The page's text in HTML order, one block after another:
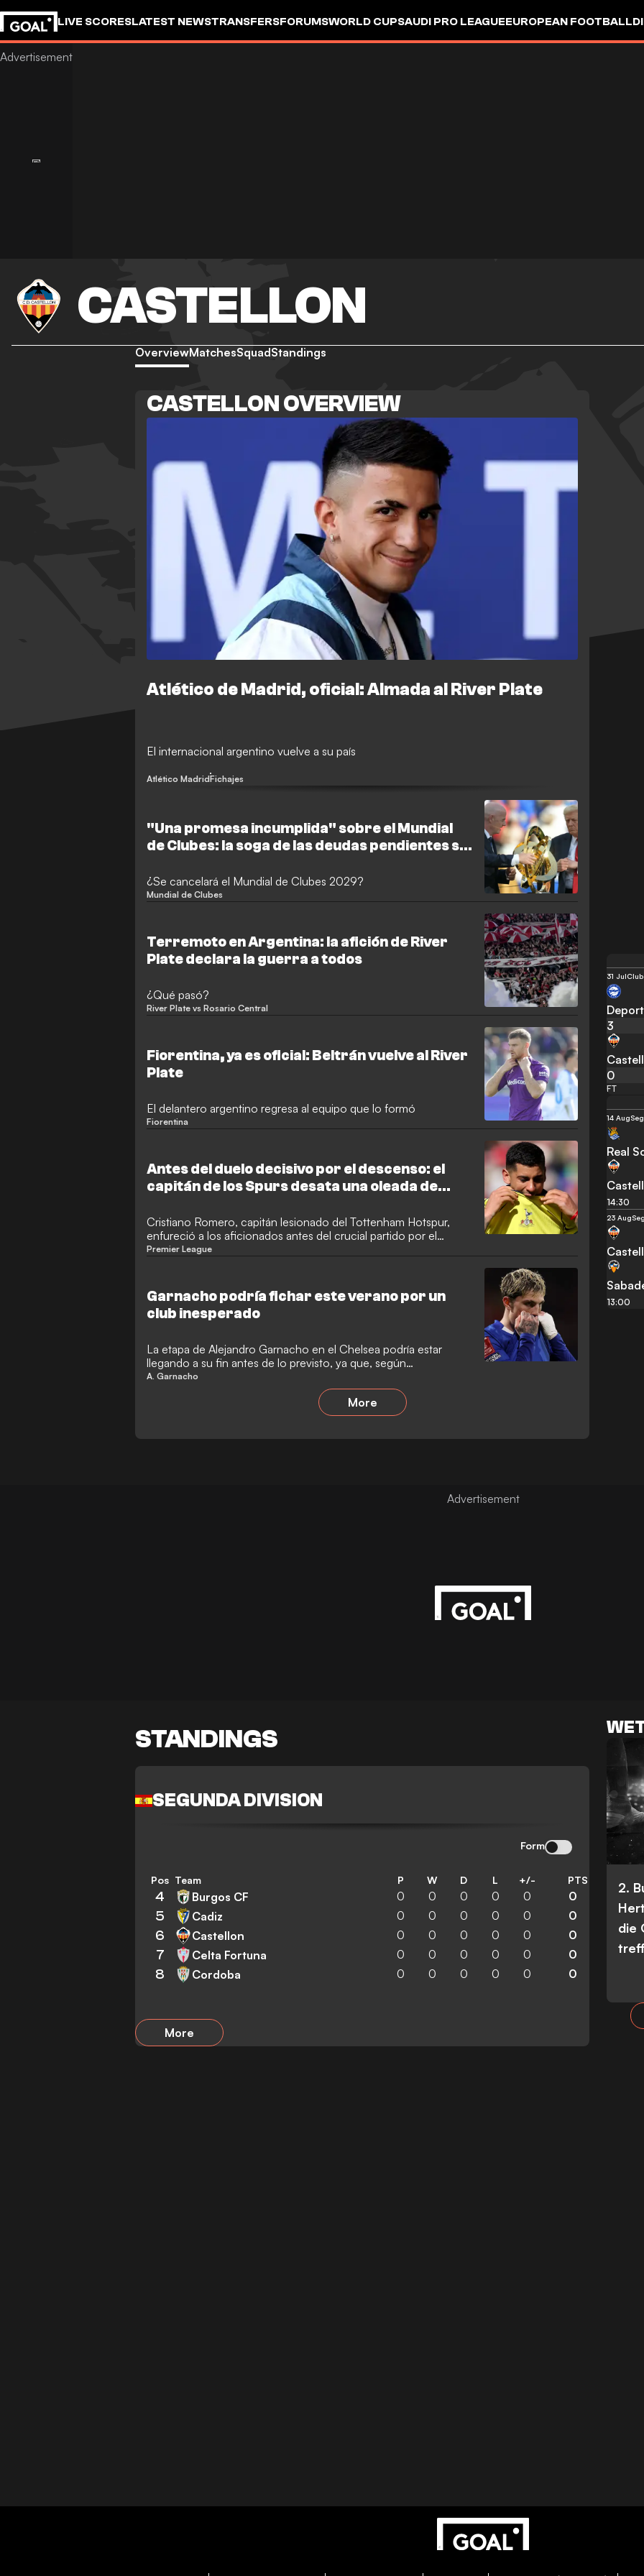
LIVE SCORESLATEST NEWSTRANSFERSFORUMSWORLD CUPSAUDI PRO LEAGUEEUROPEAN FOOTBALL
GOALSTUDIO
CASTELLON
OverviewMatchesSquadStandings
CASTELLON OVERVIEW
Atlético de Madrid, oficial: Almada al River Plate
El internacional argentino vuelve a su país
Atlético MadridFichajes
"Una promesa incumplida" sobre el Mundial
de Clubes: la soga de las deudas pendientes se
¿Se cancelará el Mundial de Clubes 2029?
Mundial de Clubes
Terremoto en Argentina: la afición de River
Plate declara la guerra a todos
¿Qué pasó?
River Plate vs Rosario Central
Fiorentina, ya es oficial: Beltrán vuelve al River
Plate
El delantero argentino regresa al equipo que lo formó
Fiorentina
Antes del duelo decisivo por el descenso: el
capitán de los Spurs desata una oleada de
Cristiano Romero, capitán lesionado del Tottenham Hotspur,
enfureció a los aficionados antes del crucial partido por el
descenso en la Premier League con una decisión muy
Premier League
Garnacho podría fichar este verano por un
club inesperado
La etapa de Alejandro Garnacho en el Chelsea podría estar
llegando a su fin antes de lo previsto, ya que, según
informaciones procedentes de Sudamérica, el extremo podría
fichar este verano por un club inesperado. A pesar de que llegó
procedente del Manchester United con grandes expectativas, el
internacional argentino ha tenido dificultades para encontrar su
A. Garnacho
More
31 Jul
3
0
FT
14 Aug
Real
14:30
23 Aug
13:00
STANDINGS
SEGUNDA DIVISION
Form
Pos Team P W D L +/- PTS
4 Burgos CF 0 0 0 0 0 0
5 Cadiz 0 0 0 0 0 0
6 Castellon 0 0 0 0 0 0
7 Celta Fortuna 0 0 0 0 0 0
8 Cordoba 0 0 0 0 0 0
More
2.
die